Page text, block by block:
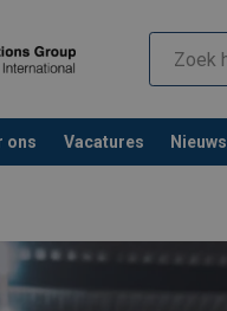
ons Vacatures Nieuws